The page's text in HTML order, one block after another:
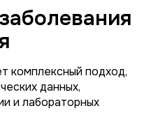
комплексный подход,
данных,
и лабораторных